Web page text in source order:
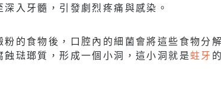
入牙髓，引發劇烈疼痛與感染。
的食物後，口腔內的細菌會將這些食物分
琺瑯質，形成一個小洞，這小洞就是 蛀牙